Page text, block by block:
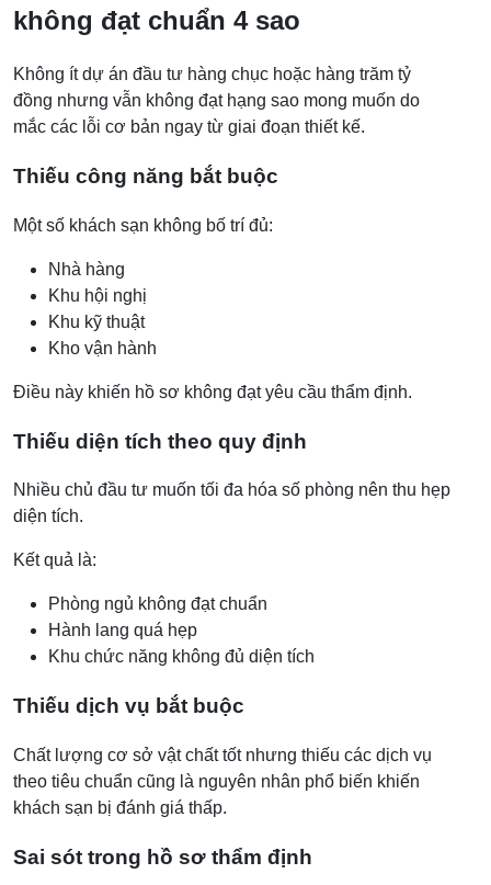
không đạt chuẩn 4 sao
Không ít dự án đầu tư hàng chục hoặc hàng trăm tỷ
đồng nhưng vẫn không đạt hạng sao mong muốn do
mắc các lỗi cơ bản ngay từ giai đoạn thiết kế.
Thiếu công năng bắt buộc
Một số khách sạn không bố trí đủ:
Nhà hàng
Khu hội nghị
Khu kỹ thuật
Kho vận hành
Điều này khiến hồ sơ không đạt yêu cầu thẩm định.
Thiếu diện tích theo quy định
Nhiều chủ đầu tư muốn tối đa hóa số phòng nên thu hẹp
diện tích.
Kết quả là:
Phòng ngủ không đạt chuẩn
Hành lang quá hẹp
Khu chức năng không đủ diện tích
Thiếu dịch vụ bắt buộc
Chất lượng cơ sở vật chất tốt nhưng thiếu các dịch vụ
theo tiêu chuẩn cũng là nguyên nhân phổ biến khiến
khách sạn bị đánh giá thấp.
Sai sót trong hồ sơ thẩm định